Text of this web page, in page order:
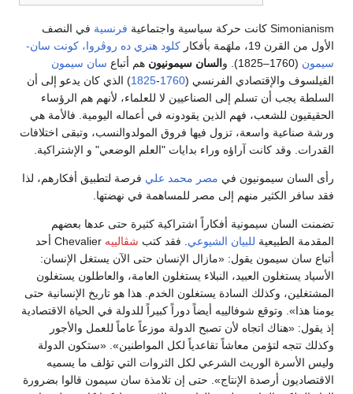
Simonianism كانت حركة سياسية واجتماعية فرنسية في النصف
الأول من القرن 19، ملهَمة بأفكار
كلود هنري ده روڤروا، كونت سان-
سيمون (1760–1825). و السان سيمونيون هم أتباع سان سيمون
الفيلسوف والإقتصادي الفرنسي (1760
-
1825) الذي كان يدعو إلى أن
السلطة يجب أن تسلم إلى الصناعيين لا للعلماء، لأنهم هم الرؤساء
الحقيقيون للشعب، فهم الذين يقودونه في أعماله اليومية. فالأمة هي
ورشة صناعية واسعة، تزول فيها فروق المولدوالنسب، وتبقى اختلافات
القدرات. وقد كانت آراؤه وراء بدايات "العلم الوضعي" و الإشتراكية.
رأى السان سيمونيون في مصر محمد علي فرصة لتطبيق أفكارهم، لذا
فقد سافر الكثير منهم إلى مصر للمساهمة في نهضتها.
تضمنت السان سيمونية أفكاراً اشتراكية كثيرة حتى عدها بعضهم
المقدمة الطبيعية للبيان الشيوعي. فقد كتب شڤالييه
Chevalier أحد
أتباع سان سيمون يقول: «مازال الإنسان حتى الآن يستغل الإنسان:
الأسياد يستغلون العبيد، النبلاء يستغلون العامة، والعاطلون يستغلون
المشتغلين، وكذلك السادة يستغلون الخدم. هذا هو تاريخ الإنسانية حتى
يومنا هذا». وتوقع شوفالييه أيضاً دوراً كبيراً للدولة في الحياة الاقتصادية
إذ يقول: «هناك اتجاه لأن تصبح الدولة موزعاً عاماً للعمل والأجور
وكذلك تتجه لتؤمن معاشاً تقاعدياً لكل المواطنين». «ستكون الدولة
وليس الأسرة الوريث الشرعي لكل الثروات التي تؤلف ما يسميه
الاقتصاديون أرصدة الإنتاج». حتى إن تلامذة سان سيمون قالوا بضرورة